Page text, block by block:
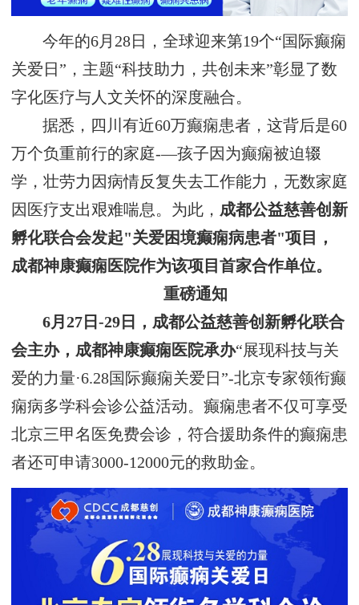
今年的6月28日，全球迎来第19个“国际癫痫
关爱日”，主题“科技助力，共创未来”彰显了数
字化医疗与人文关怀的深度融合。
据悉，四川有近60万癫痫患者，这背后是60
万个负重前行的家庭-—孩子因为癫痫被迫辍
学，壮劳力因病情反复失去工作能力，无数家庭
因医疗支出艰难喘息。为此， 成都公益慈善创新
孵化联合会发起"关爱困境癫痫病患者"项目，
成都神康癫痫医院作为该项目首家合作单位。
重磅通知
6月27日-29日，成都公益慈善创新孵化联合
会主办，成都神康癫痫医院承办“展现科技与关
爱的力量·6.28国际癫痫关爱日”-北京专家领衔癫
痫病多学科会诊公益活动。癫痫患者不仅可享受
北京三甲名医免费会诊，符合援助条件的癫痫患
者还可申请3000-12000元的救助金。